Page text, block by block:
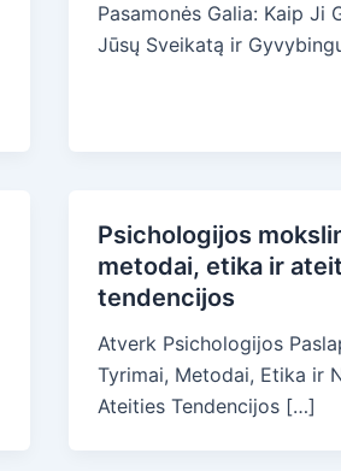
Pasamonės Galia: Kaip Ji
Jūsų Sveikatą ir
Psichologijos
metodai, etika ir
tendencijos
Atverk Psichologijos
Tyrimai, Metodai, Etika ir
Ateities Tendencijos […]